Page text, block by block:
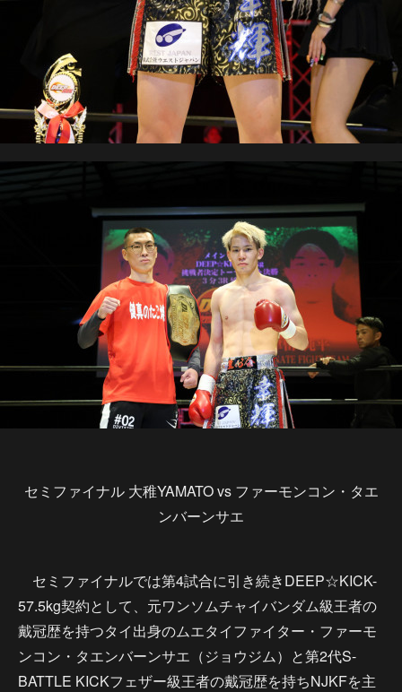
セミファイナル 大稚YAMATO vs ファーモンコン・タエ
ンバーンサエ
セミファイナルでは第4試合に引き続きDEEP☆KICK-
57.5kg契約として、元ワンソムチャイバンダム級王者の
戴冠歴を持つタイ出身のムエタイファイター・ファーモ
ンコン・タエンバーンサエ（ジョウジム）と第2代S-
BATTLE KICKフェザー級王者の戴冠歴を持ちNJKFを主